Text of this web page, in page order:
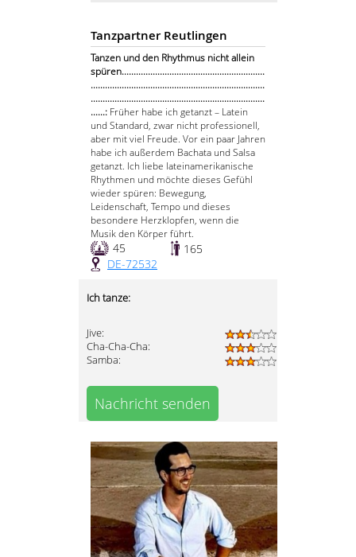
Tanzpartner Reutlingen
Tanzen und den Rhythmus nicht allein
spüren............................................................
.........................................................................
.........................................................................
......: Früher habe ich getanzt – Latein
und Standard, zwar nicht professionell,
aber mit viel Freude. Vor ein paar Jahren
habe ich außerdem Bachata und Salsa
getanzt. Ich liebe lateinamerikanische
Rhythmen und möchte dieses Gefühl
wieder spüren: Bewegung,
Leidenschaft, Tempo und dieses
besondere Herzklopfen, wenn die
Musik den Körper führt.
45
165
DE-72532
Ich tanze:
Jive:
Cha-Cha-Cha:
Samba:
Nachricht senden